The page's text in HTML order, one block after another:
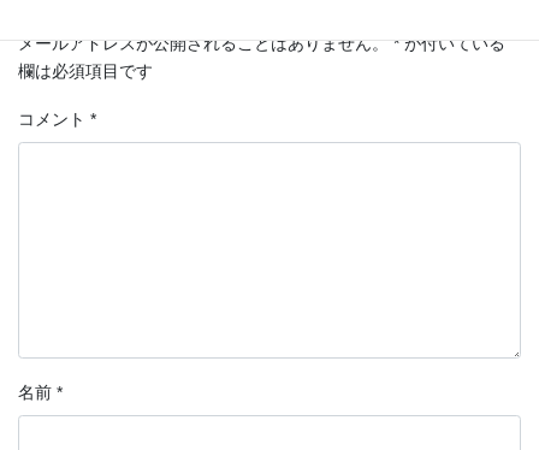
メールアドレスが公開されることはありません。 *が付いている
欄は必須項目です
コメント *
名前 *